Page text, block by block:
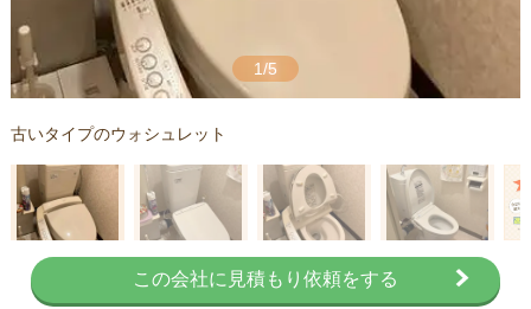
1/5
古いタイプのウォシュレット
この会社に見積もり依頼をする